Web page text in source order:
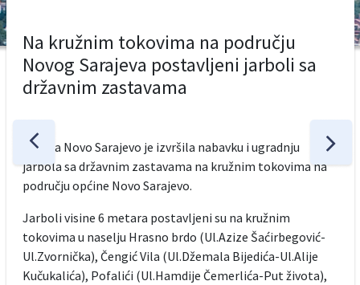
Na kružnim tokovima na području
Novog Sarajeva postavljeni jarboli sa
državnim zastavama
Općina Novo Sarajevo je izvršila nabavku i ugradnju
jarbola sa državnim zastavama na kružnim tokovima na
području općine Novo Sarajevo.
Jarboli visine 6 metara postavljeni su na kružnim
tokovima u naselju Hrasno brdo (Ul.Azize Šaćirbegović-
Ul.Zvornička), Čengić Vila (Ul.Džemala Bijedića-Ul.Alije
Kučukalića), Pofalići (Ul.Hamdije Čemerlića-Put života),